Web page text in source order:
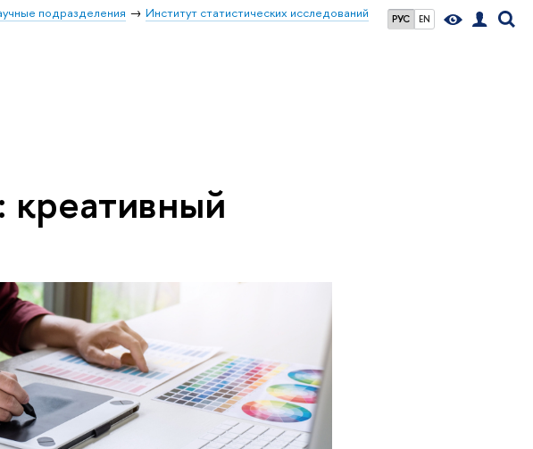
РУС EN
подразделения
Институт статистических исследований
креативный